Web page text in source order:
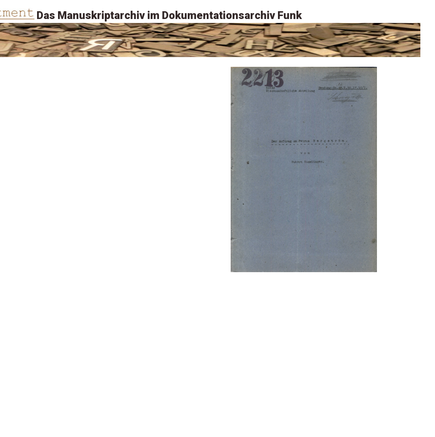
Das Manuskriptarchiv im Dokumentationsarchiv Funk